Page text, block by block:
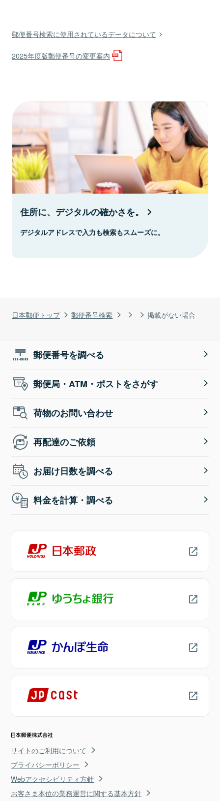
日本郵便トップ 郵便番号検索 掲載がない場合
郵便番号検索に使用されているデータについて
2025年度版郵便番号の変更案内
住所に、デジタルの確かさを。
デジタルアドレスで入力も検索もスムーズに。
郵便番号を調べる
郵便局・ATM・ポストをさがす
荷物のお問い合わせ
再配達のご依頼
お届け日数を調べる
料金を計算・調べる
サイトのご利用について
プライバシーポリシー
Webアクセシビリティ方針
お客さま本位の業務運営に関する基本方針